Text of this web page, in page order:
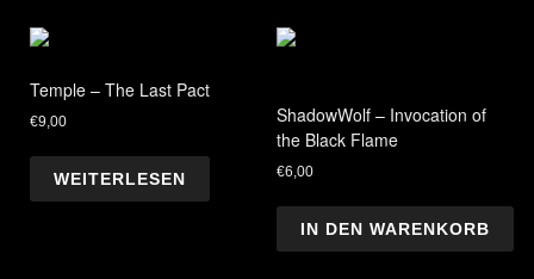
Temple – The Last Pact
€9,00
WEITERLESEN
ShadowWolf – Invocation of
the Black Flame
€6,00
IN DEN WARENKORB